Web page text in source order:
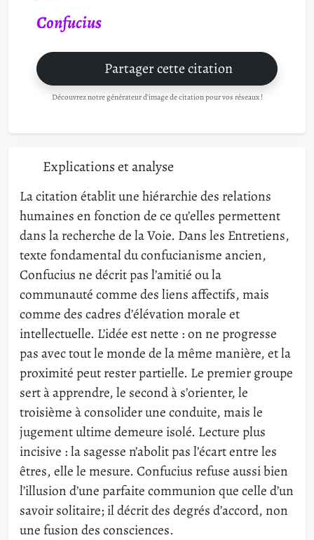
Confucius
Partager cette citation
Découvrez notre générateur d'image de citation pour vos réseaux !
Explications et analyse
La citation établit une hiérarchie des relations
humaines en fonction de ce qu’elles permettent
dans la recherche de la Voie. Dans les Entretiens,
texte fondamental du confucianisme ancien,
Confucius ne décrit pas l’amitié ou la
communauté comme des liens affectifs, mais
comme des cadres d’élévation morale et
intellectuelle. L’idée est nette : on ne progresse
pas avec tout le monde de la même manière, et la
proximité peut rester partielle. Le premier groupe
sert à apprendre, le second à s’orienter, le
troisième à consolider une conduite, mais le
jugement ultime demeure isolé. Lecture plus
incisive : la sagesse n’abolit pas l’écart entre les
êtres, elle le mesure. Confucius refuse aussi bien
l’illusion d’une parfaite communion que celle d’un
savoir solitaire; il décrit des degrés d’accord, non
une fusion des consciences.